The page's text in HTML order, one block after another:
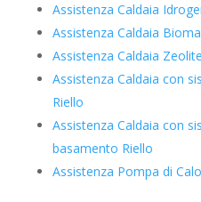
Assistenza Caldaia
Assistenza Caldaia
Assistenza Caldaia Zeolite
Assistenza Caldaia con
Riello
Assistenza Caldaia con
basamento Riello
Assistenza Pompa di